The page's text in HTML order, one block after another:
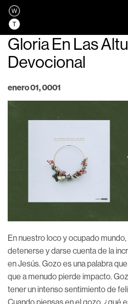
Gloria En Las
Devocional
enero 01, 0001
En nuestro loco y ocupado
detenerse y darse cuenta de la
en Jesús. Gozo es una palabra
que a menudo pierde impacto.
tener un intenso sentimiento de
Cuando piensas en el gozo, ¿qué